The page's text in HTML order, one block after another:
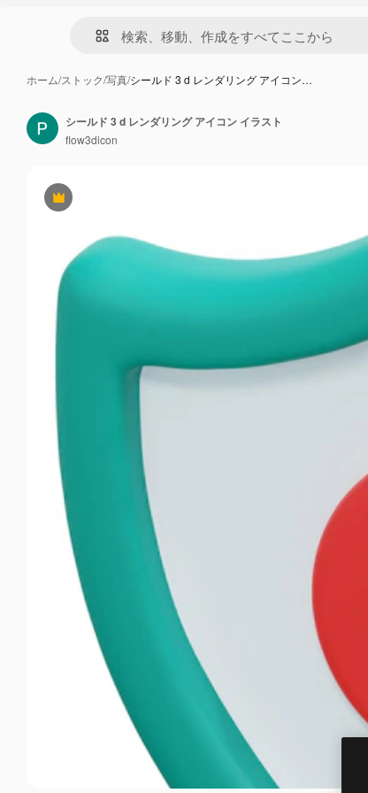
ホーム/ストック/写真/シールド 3 d レンダリング アイコン…
Premium
シールド 3 d レンダリング アイコン イラスト
flow3dicon